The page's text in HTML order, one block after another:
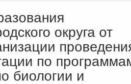
округа от
по
биологии и